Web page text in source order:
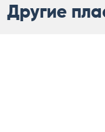
Другие